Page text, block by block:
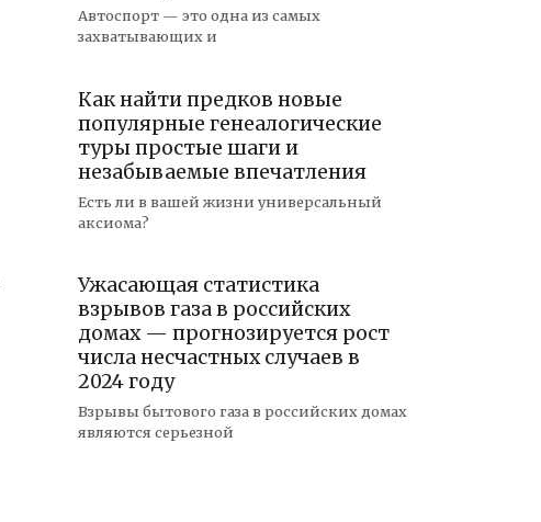
Автоспорт — это одна из самых
захватывающих и
Как найти предков новые
популярные генеалогические
туры простые шаги и
незабываемые впечатления
Есть ли в вашей жизни универсальный
аксиома?
Ужасающая статистика
взрывов газа в российских
домах — прогнозируется рост
числа несчастных случаев в
2024 году
Взрывы бытового газа в российских домах
являются серьезной